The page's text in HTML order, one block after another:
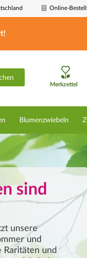
Online-
Merkzettel
Blumenzwiebeln